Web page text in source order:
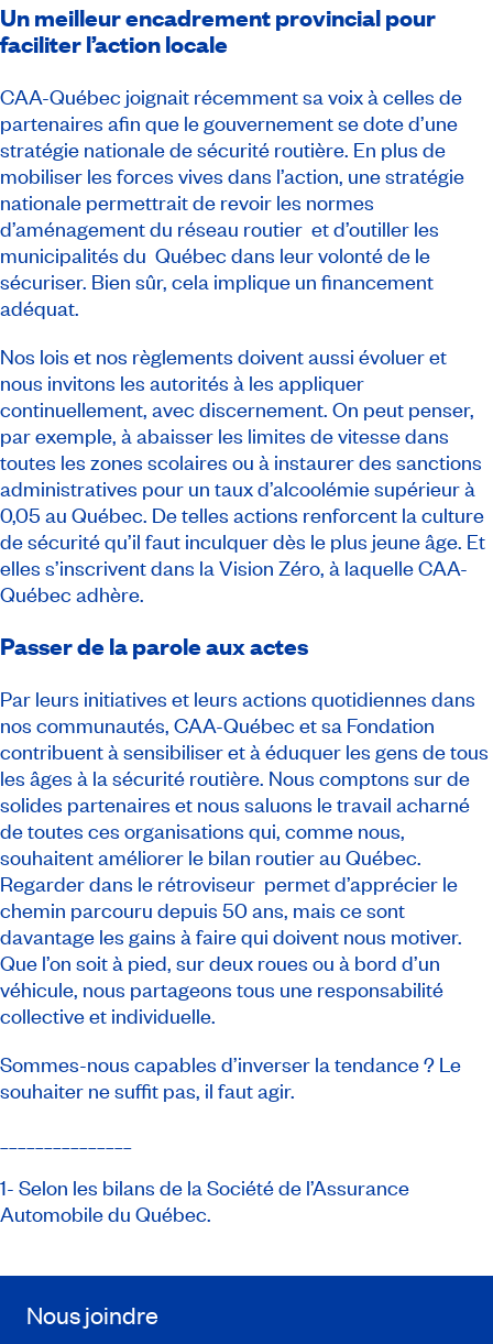
Un meilleur encadrement provincial pour
faciliter l’action locale
CAA-Québec joignait récemment sa voix à celles de
partenaires afin que le gouvernement se dote d’une
stratégie nationale de sécurité routière. En plus de
mobiliser les forces vives dans l’action, une stratégie
nationale permettrait de revoir les normes
d’aménagement du réseau routier et d’outiller les
municipalités du Québec dans leur volonté de le
sécuriser. Bien sûr, cela implique un financement
adéquat.
Nos lois et nos règlements doivent aussi évoluer et
nous invitons les autorités à les appliquer
continuellement, avec discernement. On peut penser,
par exemple, à abaisser les limites de vitesse dans
toutes les zones scolaires ou à instaurer des sanctions
administratives pour un taux d’alcoolémie supérieur à
0,05 au Québec. De telles actions renforcent la culture
de sécurité qu’il faut inculquer dès le plus jeune âge. Et
elles s’inscrivent dans la Vision Zéro, à laquelle CAA-
Québec adhère.
Passer de la parole aux actes
Par leurs initiatives et leurs actions quotidiennes dans
nos communautés, CAA-Québec et sa Fondation
contribuent à sensibiliser et à éduquer les gens de tous
les âges à la sécurité routière. Nous comptons sur de
solides partenaires et nous saluons le travail acharné
de toutes ces organisations qui, comme nous,
souhaitent améliorer le bilan routier au Québec.
Regarder dans le rétroviseur permet d’apprécier le
chemin parcouru depuis 50 ans, mais ce sont
davantage les gains à faire qui doivent nous motiver.
Que l’on soit à pied, sur deux roues ou à bord d’un
véhicule, nous partageons tous une responsabilité
collective et individuelle.
Sommes-nous capables d’inverser la tendance ? Le
souhaiter ne suffit pas, il faut agir.
1- Selon les bilans de la Société de l’Assurance
Automobile du Québec.
Nous joindre